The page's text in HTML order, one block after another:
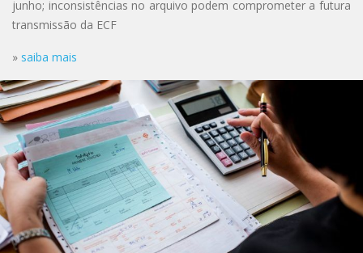
junho; inconsistências no arquivo podem comprometer a futura
transmissão da ECF
» saiba mais